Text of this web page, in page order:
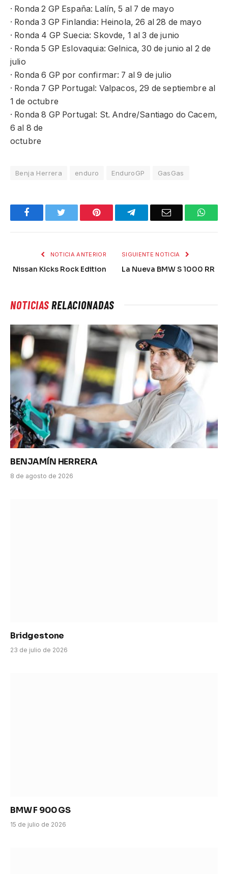
· Ronda 2 GP España: Lalín, 5 al 7 de mayo
· Ronda 3 GP Finlandia: Heinola, 26 al 28 de mayo
· Ronda 4 GP Suecia: Skovde, 1 al 3 de junio
· Ronda 5 GP Eslovaquia: Gelnica, 30 de junio al 2 de
julio
· Ronda 6 GP por confirmar: 7 al 9 de julio
· Ronda 7 GP Portugal: Valpacos, 29 de septiembre al
1 de octubre
· Ronda 8 GP Portugal: St. Andre/Santiago do Cacem,
6 al 8 de
octubre
Benja Herrera enduro EnduroGP GasGas
Facebook Pinterest TelegramEmail
NOTICIA ANTERIOR
Nissan Kicks Rock Edition
SIGUIENTE NOTICIA
La Nueva BMW S 1000 RR
NOTICIASRELACIONADAS
BENJAMÍN HERRERA
8 de agosto de 2026
Bridgestone
23 de julio de 2026
BMW F 900 GS
15 de julio de 2026